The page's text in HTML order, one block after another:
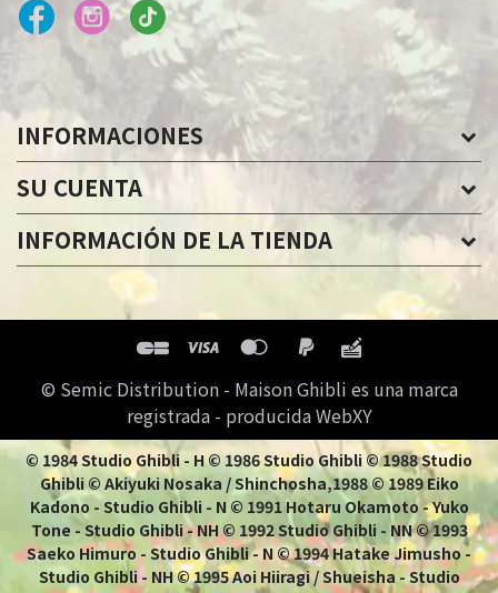
INFORMACIONES
SU CUENTA
INFORMACIÓN DE LA TIENDA
© Semic Distribution - Maison Ghibli es una marca
registrada - producida WebXY
© 1984 Studio Ghibli - H © 1986 Studio Ghibli © 1988 Studio
Ghibli © Akiyuki Nosaka / Shinchosha,1988 © 1989 Eiko
Kadono - Studio Ghibli - N © 1991 Hotaru Okamoto - Yuko
Tone - Studio Ghibli - NH © 1992 Studio Ghibli - NN © 1993
Saeko Himuro - Studio Ghibli - N © 1994 Hatake Jimusho -
Studio Ghibli - NH © 1995 Aoi Hiiragi / Shueisha - Studio